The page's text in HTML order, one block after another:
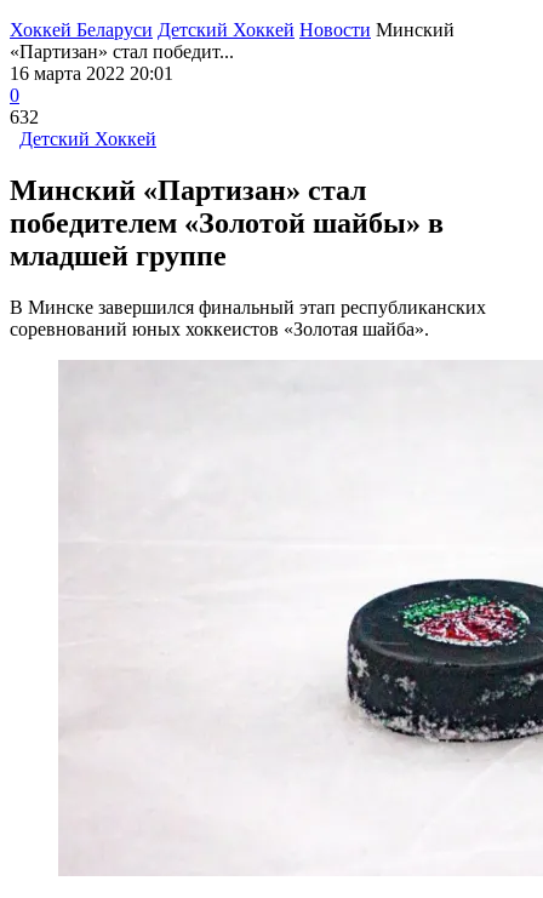
Хоккей Беларуси Детский Хоккей Новости Минский
«Партизан» стал победит...
16 марта 2022 20:01
0
632
Детский Хоккей
Минский «Партизан» стал
победителем «Золотой шайбы» в
младшей группе
В Минске завершился финальный этап республиканских
соревнований юных хоккеистов «Золотая шайба».